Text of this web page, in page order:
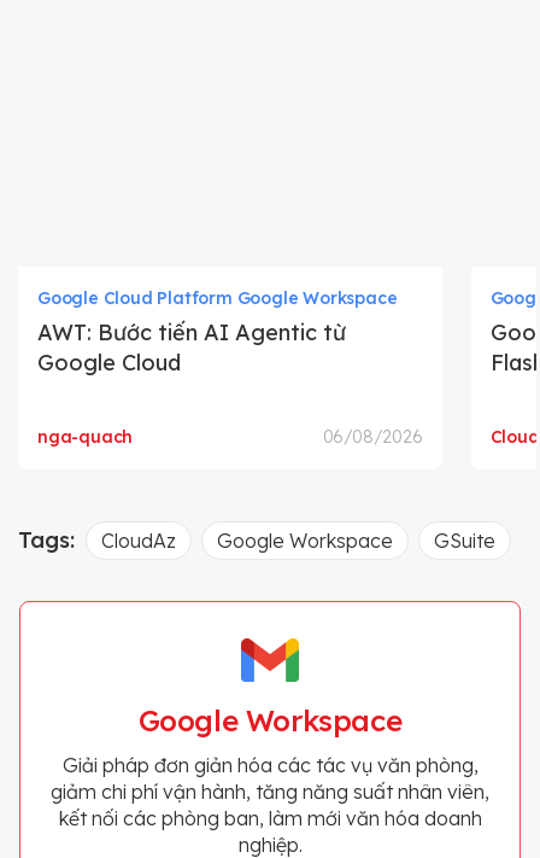
Google Cloud Platform Google Workspace
AWT: Bước tiến AI Agentic từ
Google Cloud
nga-quach 06/08/2026
Tags: CloudAz Google Workspace GSuite
Google Workspace
Giải pháp đơn giản hóa các tác vụ văn phòng,
giảm chi phí vận hành, tăng năng suất nhân viên,
kết nối các phòng ban, làm mới văn hóa doanh
nghiệp.